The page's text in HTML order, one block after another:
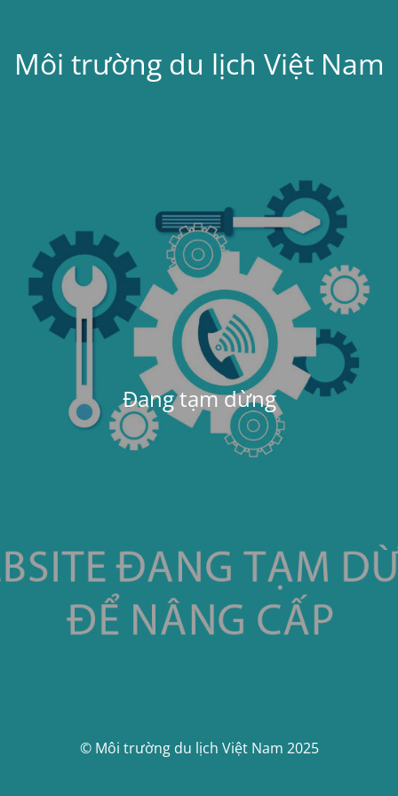
Môi trường du lịch Việt Nam
Đang tạm dừng
© Môi trường du lịch Việt Nam 2025